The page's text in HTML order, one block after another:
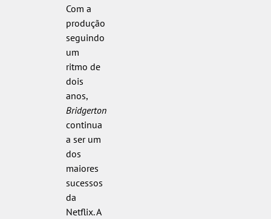
Com a
produção
seguindo
um
ritmo de
dois
anos,
Bridgerton
continua
a ser um
dos
maiores
sucessos
da
Netflix. A